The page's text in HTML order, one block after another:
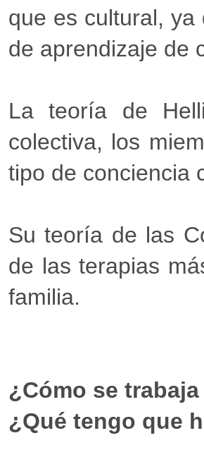
que es cultural,
de aprendizaje de
La teoría de
colectiva, los
tipo de conciencia
Su teoría de las
de las terapias
familia.
¿Cómo se
¿Qué tengo que